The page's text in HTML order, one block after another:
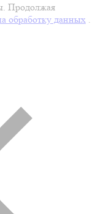
Продолжая
обработку данных .